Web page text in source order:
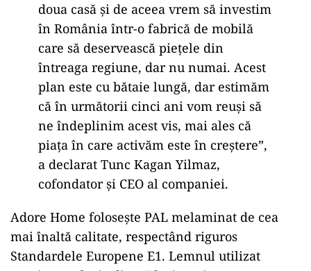
doua casă şi de aceea vrem să investim
în România într-o fabrică de mobilă
care să deservească pieţele din
întreaga regiune, dar nu numai. Acest
plan este cu bătaie lungă, dar estimăm
că în următorii cinci ani vom reuşi să
ne îndeplinim acest vis, mai ales că
piaţa în care activăm este în creştere”,
a declarat Tunc Kagan Yilmaz,
cofondator şi CEO al companiei.
Adore Home folosește PAL melaminat de cea
mai înaltă calitate, respectând riguros
Standardele Europene E1. Lemnul utilizat